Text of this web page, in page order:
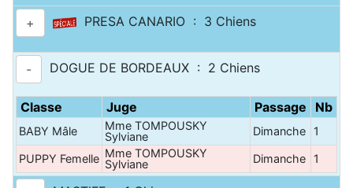
+ PRESA CANARIO : 3 Chiens
- DOGUE DE BORDEAUX : 2 Chiens
Classe Juge Passage Nb
BABY Mâle
Mme TOMPOUSKY
Sylviane
Dimanche 1
PUPPY Femelle Mme TOMPOUSKY
Sylviane
Dimanche 1